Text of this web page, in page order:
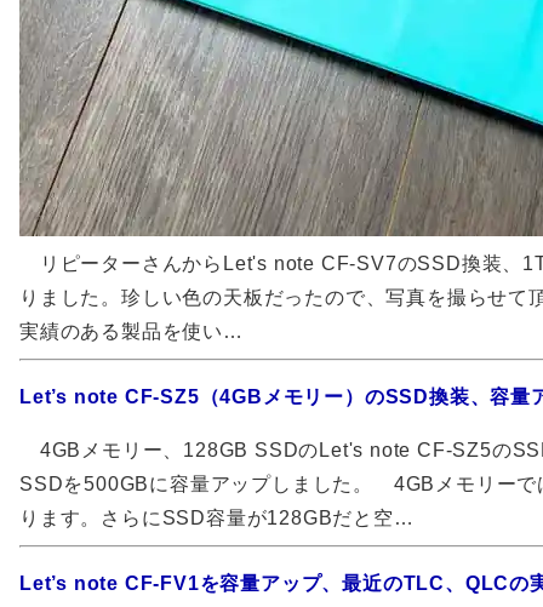
リピーターさんからLet's note CF-SV7のSSD換装、
りました。珍しい色の天板だったので、写真を撮らせ
実績のある製品を使い…
Let’s note CF-SZ5（4GBメモリー）のSSD換装、容量
4GBメモリー、128GB SSDのLet's note CF-SZ5の
SSDを500GBに容量アップしました。 4GBメモリーで
ります。さらにSSD容量が128GBだと空…
Let’s note CF-FV1を容量アップ、最近のTLC、QLCの